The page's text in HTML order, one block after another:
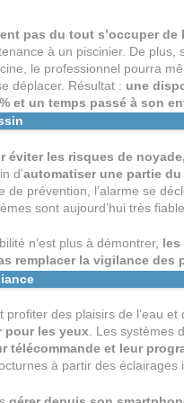
pas du tout s’occuper de
à un piscinier. De plus,
le professionnel pourra
déplacer. Résultat : une
et un temps passé à son
éviter les risques de
d'automatiser une partie
de prévention, l’alarme se
sont aujourd’hui très
n’est plus à démontrer, les
remplacer la vigilance des
profiter des plaisirs de l’eau
pour les yeux . Les systèmes
télécommande et leur
à partir des éclairages